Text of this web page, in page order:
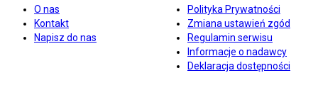
O nas
Kontakt
Napisz do nas
Polityka Prywatności
Zmiana ustawień zgód
Regulamin serwisu
Informacje o nadawcy
Deklaracja dostępności